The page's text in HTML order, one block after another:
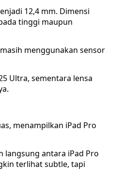
12,4 mm. Dimensi
tinggi maupun
menggunakan sensor
Ultra, sementara lensa
menampilkan iPad Pro
langsung antara iPad Pro
terlihat subtle, tapi